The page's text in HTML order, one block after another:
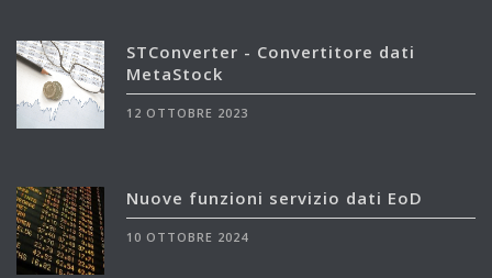
STConverter - Convertitore dati
MetaStock
12 OTTOBRE 2023
Nuove funzioni servizio dati EoD
10 OTTOBRE 2024